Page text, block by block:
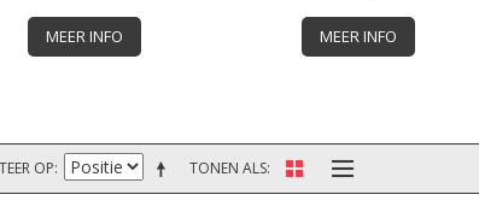
MEER INFO MEER INFO
TONEN ALS
OP